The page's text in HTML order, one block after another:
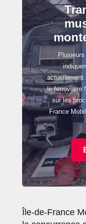
actuellement
le ferroviaire
sur les
France
Île-de-France